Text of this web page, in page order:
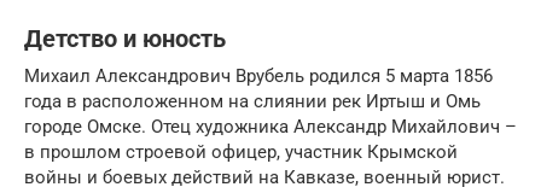
Детство и юность
Михаил Александрович Врубель родился 5 марта 1856
года в расположенном на слиянии рек Иртыш и Омь
городе Омске. Отец художника Александр Михайлович –
в прошлом строевой офицер, участник Крымской
войны и боевых действий на Кавказе, военный юрист.